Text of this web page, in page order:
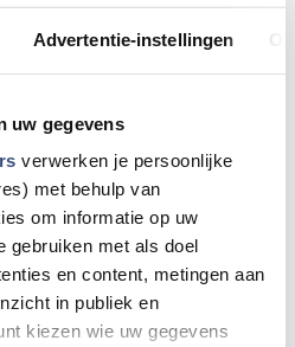
Advertentie-instellingen
uw gegevens
verwerken je persoonlijke
met behulp van
om informatie op uw
gebruiken met als doel
en content, metingen aan
in publiek en
kiezen wie uw gegevens
prachtige
afstanden gaan ook
De routes zijn
wandelen is
10:00 uur (aankomst
en met 10 km tussen
bij Hotel Akershoek,
Inschrijven voor de 25- en